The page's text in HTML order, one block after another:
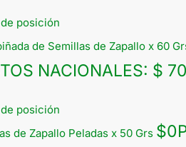
de Semillas de Zapallo x 60
NACIONALES: $
de Zapallo Peladas x 50 Grs $0